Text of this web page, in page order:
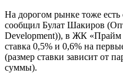
На дорогом рынке тоже есть
сообщил Булат Шакиров
Development)), в ЖК
ставка 0,5% и 0,6% на
(размер ставки зависит от
суммы).